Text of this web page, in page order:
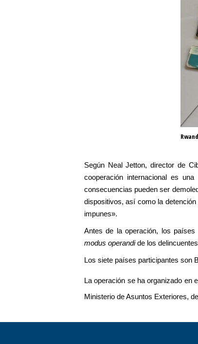
Según Neal Jetton, director de
cooperación internacional es
consecuencias pueden ser
dispositivos, así como la
impunes».
Antes de la operación, los
modus operandide los
Los siete países participantes son
La operación se ha organizado en
Ministerio de Asuntos Exteriores,